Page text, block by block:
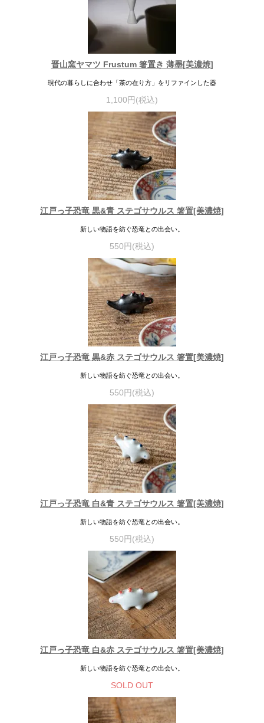
晋山窯ヤマツ Frustum 箸置き 薄墨[美濃焼]
現代の暮らしに合わせ「茶の在り方」をリファインした器
1,100円(税込)
江戸っ子恐竜 黒&青 ステゴサウルス 箸置[美濃焼]
新しい物語を紡ぐ恐竜との出会い。
550円(税込)
江戸っ子恐竜 黒&赤 ステゴサウルス 箸置[美濃焼]
新しい物語を紡ぐ恐竜との出会い。
550円(税込)
江戸っ子恐竜 白&青 ステゴサウルス 箸置[美濃焼]
新しい物語を紡ぐ恐竜との出会い。
550円(税込)
江戸っ子恐竜 白&赤 ステゴサウルス 箸置[美濃焼]
新しい物語を紡ぐ恐竜との出会い。
SOLD OUT